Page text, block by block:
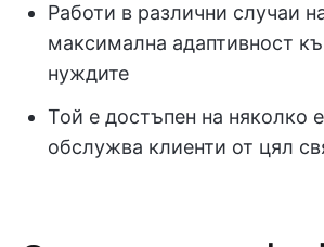
Работи в различни случаи
максимална адаптивност
нуждите
Той е достъпен на няколко
обслужва клиенти от цял